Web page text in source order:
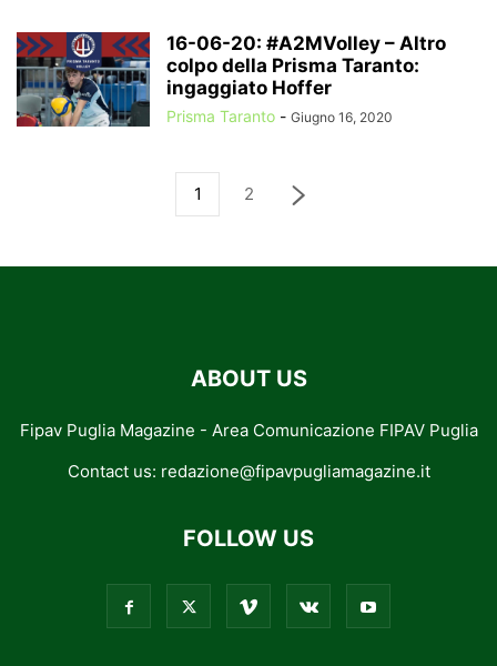
16-06-20: #A2MVolley – Altro
colpo della Prisma Taranto:
ingaggiato Hoffer
Prisma Taranto - Giugno 16, 2020
1 2
ABOUT US
Fipav Puglia Magazine - Area Comunicazione FIPAV Puglia
Contact us: redazione@fipavpugliamagazine.it
FOLLOW US